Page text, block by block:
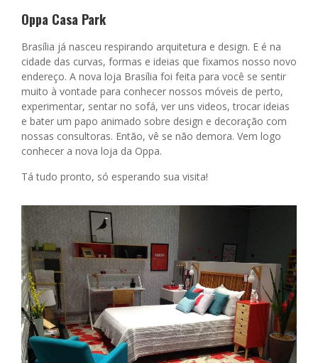
Oppa Casa Park
Brasília já nasceu respirando arquitetura e design. E é na
cidade das curvas, formas e ideias que fixamos nosso novo
endereço. A nova loja Brasília foi feita para você se sentir
muito à vontade para conhecer nossos móveis de perto,
experimentar, sentar no sofá, ver uns videos, trocar ideias
e bater um papo animado sobre design e decoração com
nossas consultoras. Então, vê se não demora. Vem logo
conhecer a nova loja da Oppa.
Tá tudo pronto, só esperando sua visita!